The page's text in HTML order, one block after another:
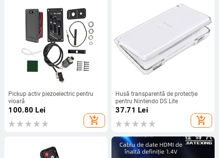
Pickup activ piezoelectric pentru
vioară
100.80 Lei
add_shopping_cart
Husă transparentă de protecție
pentru Nintendo DS Lite
37.71 Lei
add_shopping_cart